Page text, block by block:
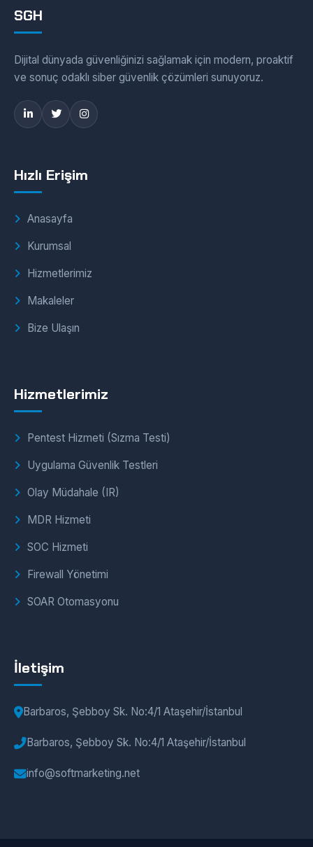
SGH
Dijital dünyada güvenliğinizi sağlamak için modern, proaktif
ve sonuç odaklı siber güvenlik çözümleri sunuyoruz.
Hızlı Erişim
Anasayfa
Kurumsal
Hizmetlerimiz
Makaleler
Bize Ulaşın
Hizmetlerimiz
Pentest Hizmeti (Sızma Testi)
Uygulama Güvenlik Testleri
Olay Müdahale (IR)
MDR Hizmeti
SOC Hizmeti
Firewall Yönetimi
SOAR Otomasyonu
İletişim
Barbaros, Şebboy Sk. No:4/1 Ataşehir/İstanbul
Barbaros, Şebboy Sk. No:4/1 Ataşehir/İstanbul
info@softmarketing.net